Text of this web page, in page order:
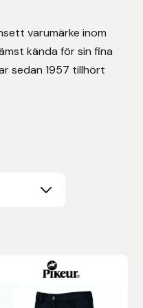
varumärke inom
kända för sin fina
sedan 1957 tillhört